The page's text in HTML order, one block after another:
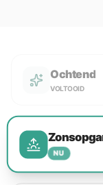
Ochtend
VOLTOOID
NU